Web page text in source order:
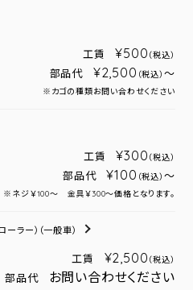
工賃 ¥500 （税込）
部品代 ¥2,500 （税込） ～
※カゴの種類お問い合わせください
工賃 ¥300 （税込）
部品代 ¥100 （税込） ～
※ネジ￥100～ 金具￥300～価格となります。
ーラー） （一般車）
工賃 ¥2,500 （税込）
部品代 お問い合わせください